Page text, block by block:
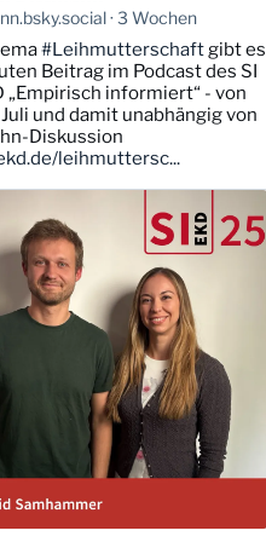
3 Wochen
#Leihmutterschaftgibt es
Beitrag im Podcast des SI
„Empirisch informiert“ - von
und damit unabhängig von
Diskussion
leihmuttersc...